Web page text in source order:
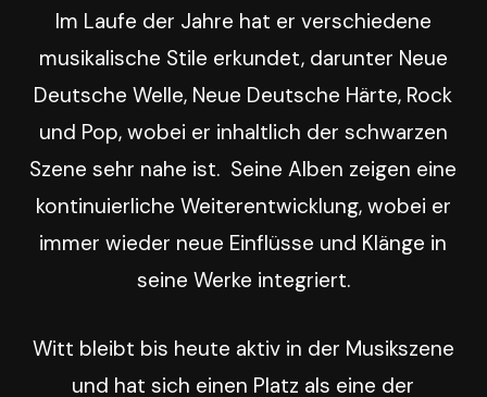
Im Laufe der Jahre hat er verschiedene
musikalische Stile erkundet, darunter Neue
Deutsche Welle, Neue Deutsche Härte, Rock
und Pop, wobei er inhaltlich der schwarzen
Szene sehr nahe ist. Seine Alben zeigen eine
kontinuierliche Weiterentwicklung, wobei er
immer wieder neue Einflüsse und Klänge in
seine Werke integriert.
Witt bleibt bis heute aktiv in der Musikszene
und hat sich einen Platz als eine der